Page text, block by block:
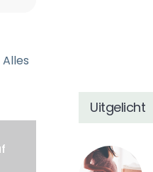
Alles
Uitgelicht